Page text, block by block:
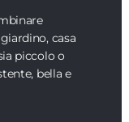
casa
piccolo o
bella e